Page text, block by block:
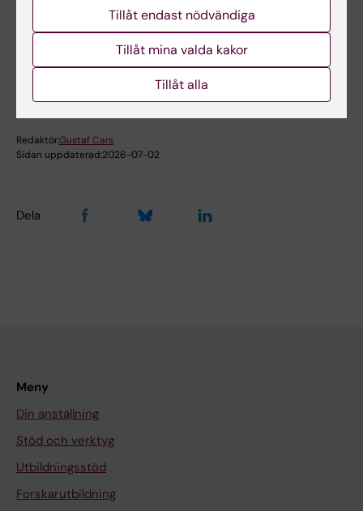
Hade du nytta av informationen på denna sida?
Redaktör:Gustaf Cars
Sidan uppdaterad:2026-07-02
Dela
Meny
Din anställning
Stöd och verktyg
Utbildningsstöd
Forskarutbildning
Tillåt endast nödvändiga
Tillåt mina valda kakor
Tillåt alla